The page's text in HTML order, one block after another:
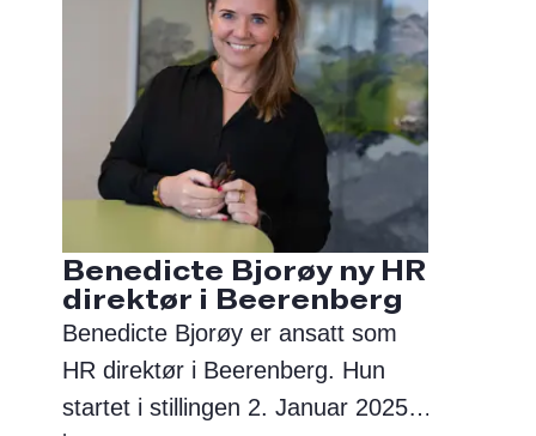
Benedicte Bjorøy ny HR
direktør i Beerenberg
Benedicte Bjorøy er ansatt som
HR direktør i Beerenberg. Hun
startet i stillingen 2. Januar 2025.